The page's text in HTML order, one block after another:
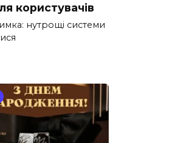
користувачів
нутрощі системи